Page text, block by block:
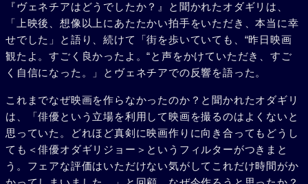
『ヴェネチアはどうでしたか？』と聞かれたオダギリは、
「上映後、想像以上にあたたかい拍手をいただき、本当に幸
せでした」と語り、続けて「街を歩いていても、“昨日映画
観たよ。すごく良かったよ。“と声をかけていただき、すご
く自信になった。」とヴェネチアでの反響を語った。
これまでなぜ映画を作らなかったのか？と聞かれたオダギリ
は、「俳優という立場を利用して映画を撮るのはよくないと
思っていた。どれほど真剣に映画作りに向き合ってもどうし
ても＜俳優オダギリジョー＞というフィルターがつきまと
う。フェアな評価はいただけない気がしてこれだけ時間がか